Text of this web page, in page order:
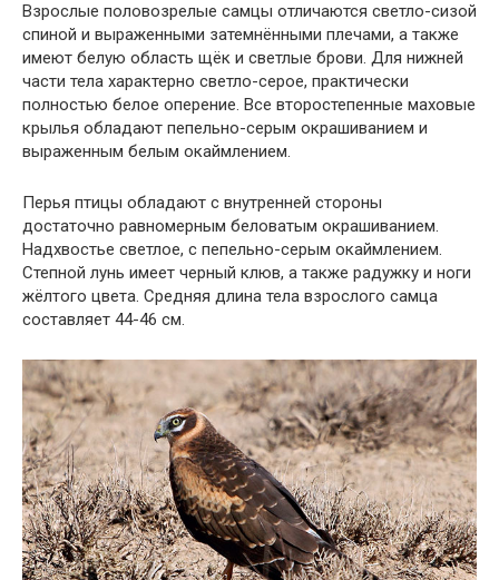
Взрослые половозрелые самцы отличаются светло-сизой
спиной и выраженными затемнёнными плечами, а также
имеют белую область щёк и светлые брови. Для нижней
части тела характерно светло-серое, практически
полностью белое оперение. Все второстепенные маховые
крылья обладают пепельно-серым окрашиванием и
выраженным белым окаймлением.
Перья птицы обладают с внутренней стороны
достаточно равномерным беловатым окрашиванием.
Надхвостье светлое, с пепельно-серым окаймлением.
Степной лунь имеет черный клюв, а также радужку и ноги
жёлтого цвета. Средняя длина тела взрослого самца
составляет 44-46 см.